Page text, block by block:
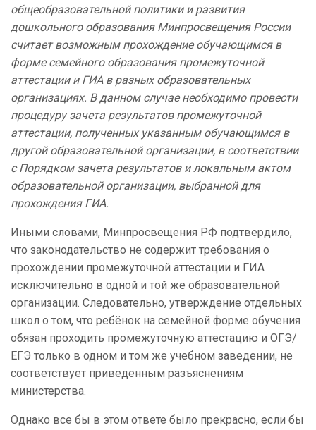
общеобразовательной политики и развития
дошкольного образования Минпросвещения России
считает возможным прохождение обучающимся в
форме семейного образования промежуточной
аттестации и ГИА в разных образовательных
организациях. В данном случае необходимо провести
процедуру зачета результатов промежуточной
аттестации, полученных указанным обучающимся в
другой образовательной организации, в соответствии
с Порядком зачета результатов и локальным актом
образовательной организации, выбранной для
прохождения ГИА.
Иными словами, Минпросвещения РФ подтвердило,
что законодательство не содержит требования о
прохождении промежуточной аттестации и ГИА
исключительно в одной и той же образовательной
организации. Следовательно, утверждение отдельных
школ о том, что ребёнок на семейной форме обучения
обязан проходить промежуточную аттестацию и ОГЭ/
ЕГЭ только в одном и том же учебном заведении, не
соответствует приведенным разъяснениям
министерства.
Однако все бы в этом ответе было прекрасно, если бы